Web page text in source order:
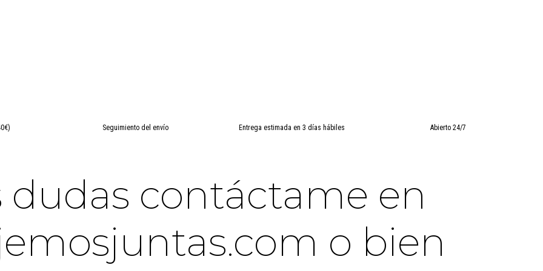
Seguimiento del envío Entrega estimada en 3 días hábiles Abierto 24/7
dudas contáctame en
o bien